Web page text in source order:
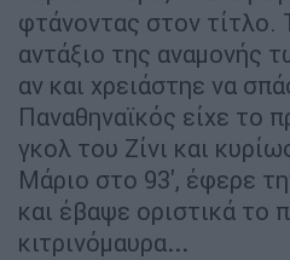
φτάνοντας στον τίτλο.
αντάξιο της αναμονής
αν και χρειάστηε να
Παναθηναϊκός είχε το
γκολ του Ζίνι και
Μάριο στο 93', έφερε
και έβαψε οριστικά το
κιτρινόμαυρα...